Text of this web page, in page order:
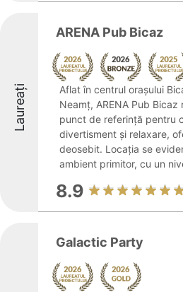
Laureați
ARENA Pub Bicaz
Aflat în centrul orașului
Neamț, ARENA Pub Bicaz
punct de referință pentru
divertisment și relaxare,
deosebit. Locația se
ambient primitor, cu un
8.9
Galactic Party